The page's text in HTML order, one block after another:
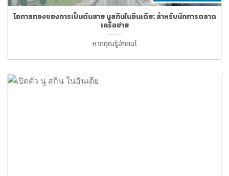
โอกาสทองของการเป็นต้นสาย นูสกินในอินเดีย: สำหรับนักการตลาด
เครือข่าย
หากคุณรู้จักคนไ